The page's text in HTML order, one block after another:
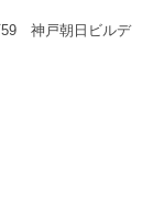
59 神戸朝日ビルデ